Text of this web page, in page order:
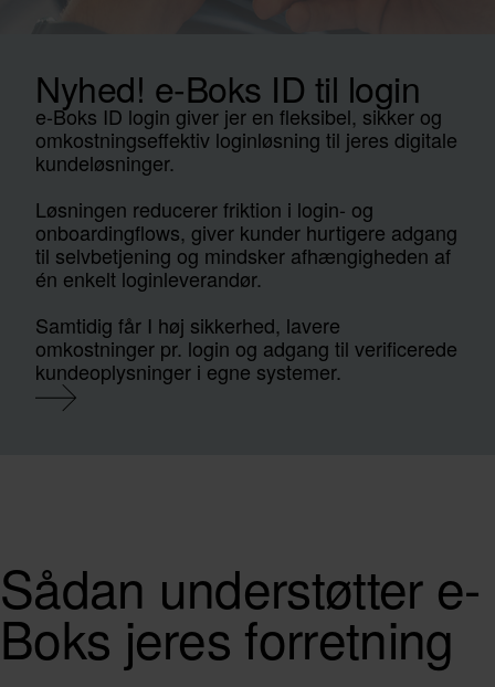
Nyhed! e-Boks ID til login
e-Boks ID login giver jer en fleksibel, sikker og
omkostningseffektiv loginløsning til jeres digitale
kundeløsninger.
Løsningen reducerer friktion i login- og
onboardingflows, giver kunder hurtigere adgang
til selvbetjening og mindsker afhængigheden af
én enkelt loginleverandør.
Samtidig får I høj sikkerhed, lavere
omkostninger pr. login og adgang til verificerede
kundeoplysninger i egne systemer.
Sådan understøtter e-
Boks jeres forretning